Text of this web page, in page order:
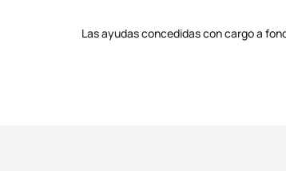
Las ayudas concedidas con cargo a